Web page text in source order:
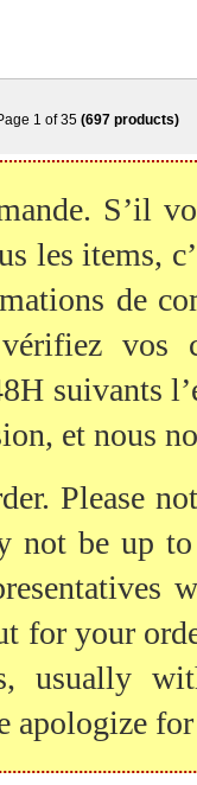
1 of 35 (697 products)
S’il
les items,
de
vos
suivants
et nous
Please
not be up
for your
usually
apologize